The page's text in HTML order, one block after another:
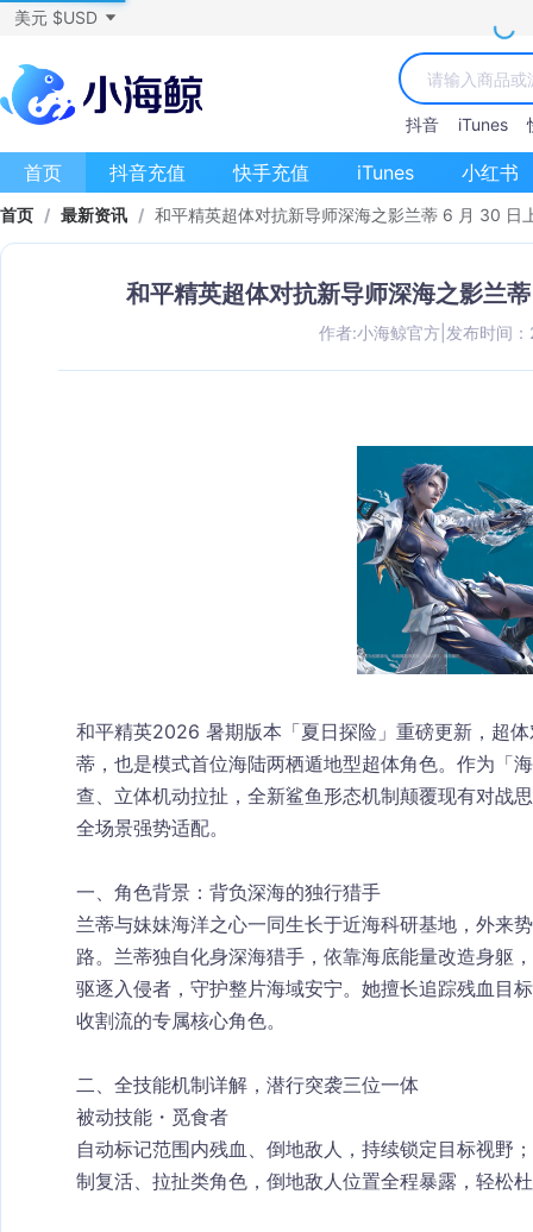
美元 $USD
抖音 iTunes
首页 抖音充值 快手充值 iTunes 小红书
首页 / 最新资讯 / 和平精英超体对抗新导师深海之影兰蒂 6 月 30 日
和平精英超体对抗新导师深海之影兰
作者:小海鲸官方 发布时间
和平精英2026 暑期版本「夏日探险」重磅更新，超
蒂 ，也是模式首位海陆两栖遁地型超体角色。作为「
查、立体机动拉扯，全新鲨鱼形态机制颠覆现有对战
全场景强势适配。
一、角色背景：背负深海的独行猎手
兰蒂与妹妹海洋之心一同生长于近海科研基地，外来
路。兰蒂独自化身深海猎手，依靠海底能量改造身躯
驱逐入侵者，守护整片海域安宁。她擅长追踪残血目
收割流的专属核心角色。
二、全技能机制详解，潜行突袭三位一体
被动技能・觅食者
自动标记范围内残血、倒地敌人，持续锁定目标视野
制复活、拉扯类角色，倒地敌人位置全程暴露，轻松